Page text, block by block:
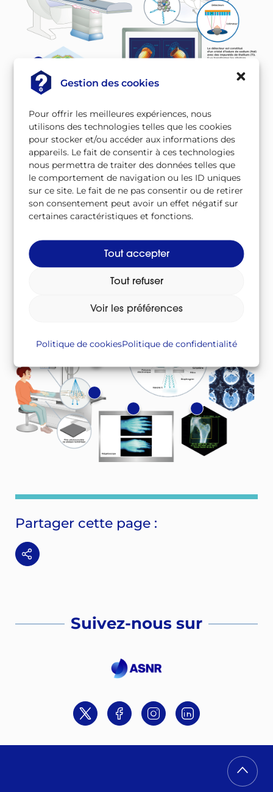
Gestion des cookies
Pour offrir les meilleures expériences, nous
utilisons des technologies telles que les cookies
pour stocker et/ou accéder aux informations des
appareils. Le fait de consentir à ces technologies
nous permettra de traiter des données telles que
le comportement de navigation ou les ID uniques
sur ce site. Le fait de ne pas consentir ou de retirer
son consentement peut avoir un effet négatif sur
certaines caractéristiques et fonctions.
Tout accepter
Tout refuser
Voir les préférences
Politique de cookiesPolitique de confidentialité
Imagerie par
transmission
On irradie directement le patient avec des rayons
X. En plaçant un détecteur derrière le patient, on
peut dresser une carte de l’intérieur de son corps.
Ainsi, les os et les tumeurs apparaissent
clairement.
Partager cette page :
Suivez-nous sur
TwitterFacebookInstagramLinkedin